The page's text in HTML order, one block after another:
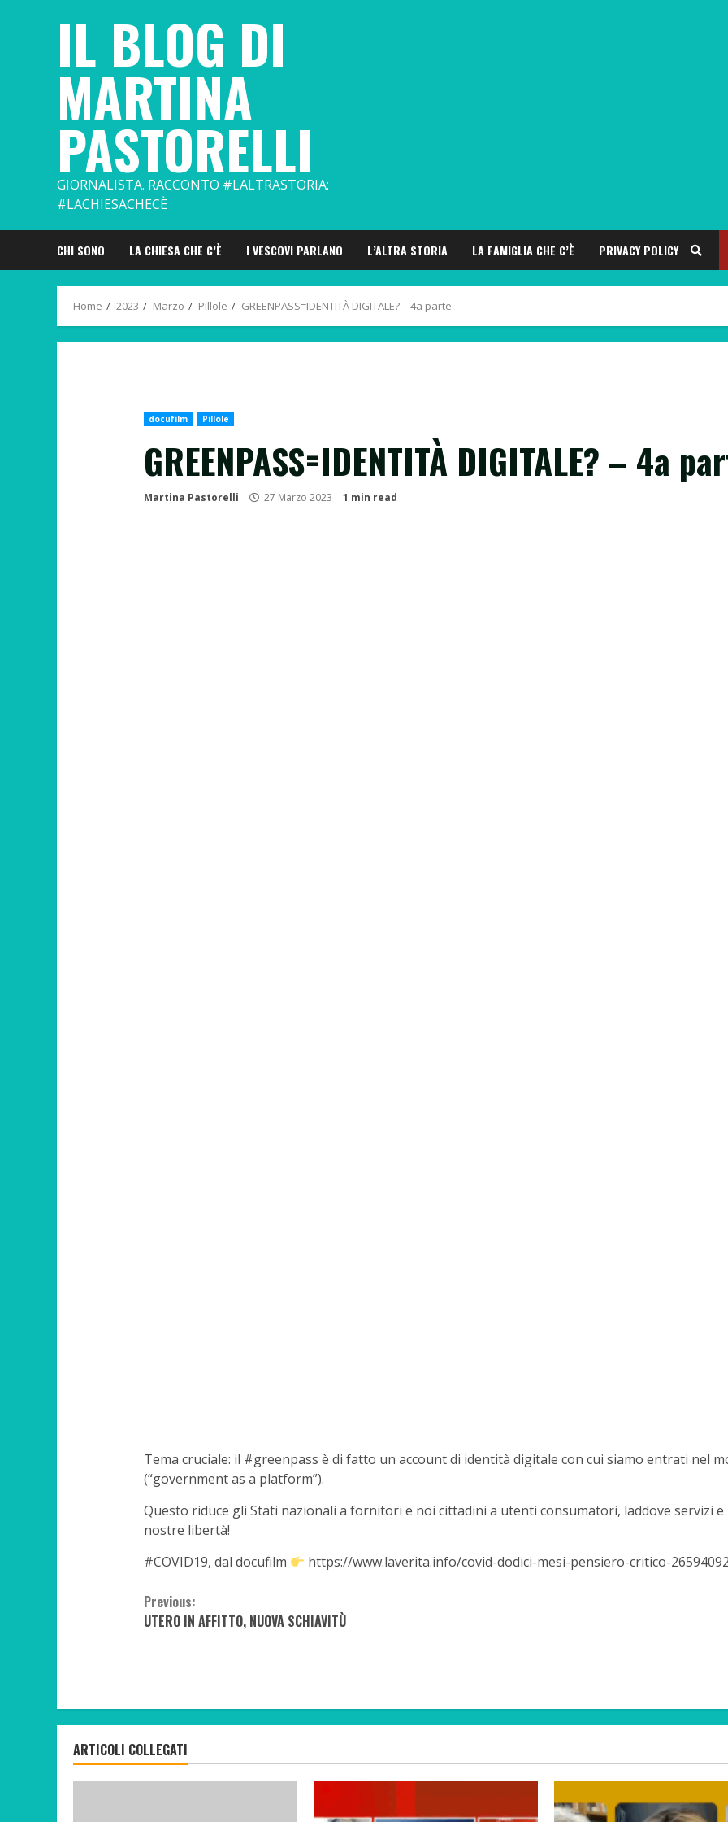
IL BLOG DI
MARTINA
PASTORELLI
GIORNALISTA. RACCONTO #LALTRASTORIA:
#LACHIESACHECÈ
CHI SONO LA CHIESA CHE C’È I VESCOVI PARLANO L’ALTRA STORIA LA FAMIGLIA CHE C’È PRIVACY POLICY
Home 2023 Marzo Pillole GREENPASS=IDENTITÀ DIGITALE? – 4a parte
docufilm Pillole
GREENPASS=IDENTITÀ DIGITALE? – 4a
Martina Pastorelli 27 Marzo 2023 1 min read
Tema cruciale: il #greenpass è di fatto un account di identità digitale con cui siamo entrati nel
(“government as a platform”).
Questo riduce gli Stati nazionali a fornitori e noi cittadini a utenti consumatori, laddove servizi
nostre libertà!
#COVID19, dal docufilm
https://www.laverita.info/covid-dodici-mesi-pensiero-critico-
Continue
Reading
Previous:
UTERO IN AFFITTO, NUOVA SCHIAVITÙ
ARTICOLI COLLEGATI